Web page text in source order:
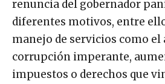
renuncia del gobernador
diferentes motivos, entre
manejo de servicios como el
corrupción imperante,
impuestos o derechos que